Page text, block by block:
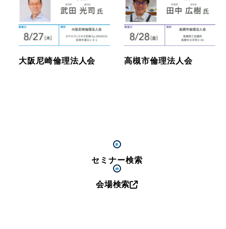
大阪尼崎倫理法人会 高槻市倫理法人会
セミナー検索
会場検索